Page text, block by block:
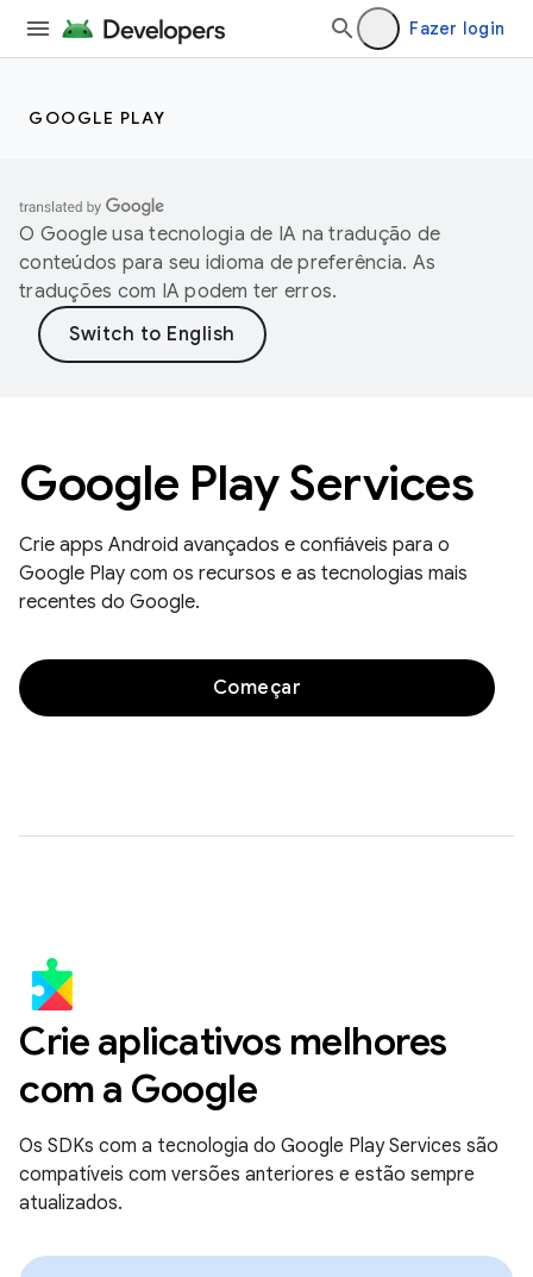
Fazer login
GOOGLE PLAY
O Google usa tecnologia de IA na tradução de
conteúdos para seu idioma de preferência. As
traduções com IA podem ter erros.
Google Play Services
Crie apps Android avançados e confiáveis para o
Google Play com os recursos e as tecnologias mais
recentes do Google.
Começar
Crie aplicativos melhores
com a Google
Os SDKs com a tecnologia do Google Play Services são
compatíveis com versões anteriores e estão sempre
atualizados.